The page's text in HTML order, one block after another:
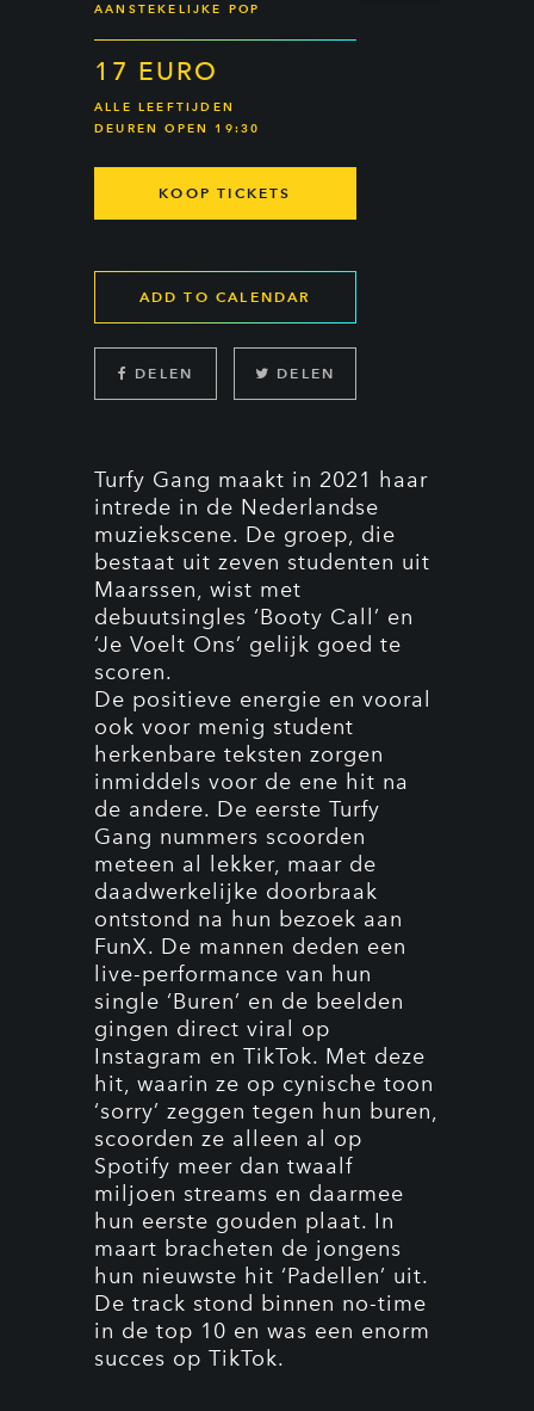
AANSTEKELIJKE POP
17 EURO
ALLE LEEFTIJDEN
DEUREN OPEN 19:30
KOOP TICKETS
ADD TO CALENDAR
DELEN DELEN
Turfy Gang maakt in 2021 haar
intrede in de Nederlandse
muziekscene. De groep, die
bestaat uit zeven studenten uit
Maarssen, wist met
debuutsingles ‘Booty Call’ en
‘Je Voelt Ons’ gelijk goed te
scoren.
De positieve energie en vooral
ook voor menig student
herkenbare teksten zorgen
inmiddels voor de ene hit na
de andere. De eerste Turfy
Gang nummers scoorden
meteen al lekker, maar de
daadwerkelijke doorbraak
ontstond na hun bezoek aan
FunX. De mannen deden een
live-performance van hun
single ‘Buren’ en de beelden
gingen direct viral op
Instagram en TikTok. Met deze
hit, waarin ze op cynische toon
‘sorry’ zeggen tegen hun buren,
scoorden ze alleen al op
Spotify meer dan twaalf
miljoen streams en daarmee
hun eerste gouden plaat. In
maart bracheten de jongens
hun nieuwste hit ‘Padellen’ uit.
De track stond binnen no-time
in de top 10 en was een enorm
succes op TikTok.